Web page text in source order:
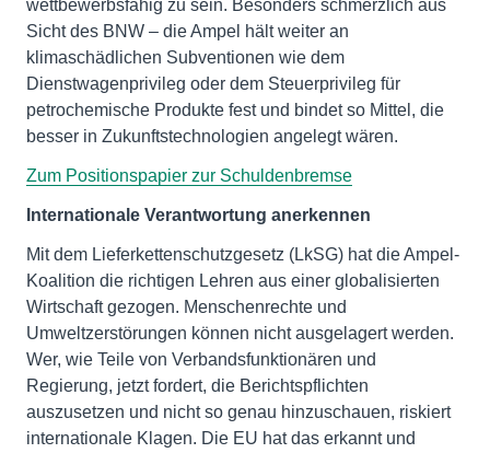
wettbewerbsfähig zu sein. Besonders schmerzlich aus
Sicht des BNW – die Ampel hält weiter an
klimaschädlichen Subventionen wie dem
Dienstwagenprivileg oder dem Steuerprivileg für
petrochemische Produkte fest und bindet so Mittel, die
besser in Zukunftstechnologien angelegt wären.
Zum Positionspapier zur Schuldenbremse
Internationale Verantwortung anerkennen
Mit dem Lieferkettenschutzgesetz (LkSG) hat die Ampel-
Koalition die richtigen Lehren aus einer globalisierten
Wirtschaft gezogen. Menschenrechte und
Umweltzerstörungen können nicht ausgelagert werden.
Wer, wie Teile von Verbandsfunktionären und
Regierung, jetzt fordert, die Berichtspflichten
auszusetzen und nicht so genau hinzuschauen, riskiert
internationale Klagen. Die EU hat das erkannt und